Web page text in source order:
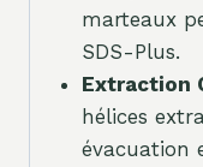
marteaux
SDS-Plus.
Extraction
hélices
évacuation